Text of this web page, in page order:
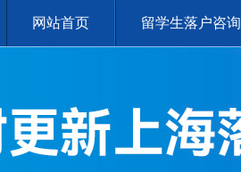
网站首页 留学生落户咨询